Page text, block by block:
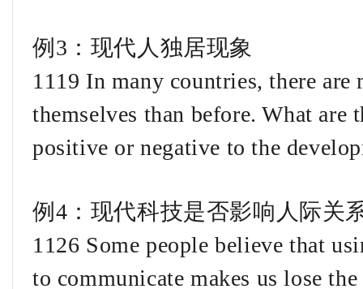
例3：现代人独居现象
1119 In many countries, there
themselves than before. What
positive or negative to the
例4：现代科技是否影响人际关
1126 Some people believe that
to communicate makes us lose